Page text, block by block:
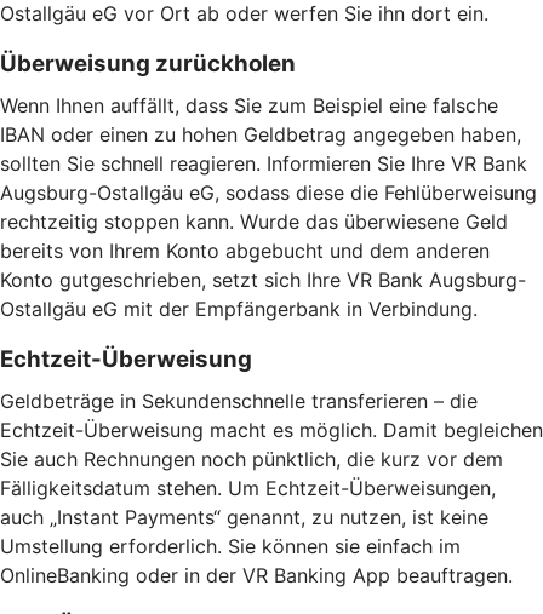
Ostallgäu eG vor Ort ab oder werfen Sie ihn dort ein.
Überweisung zurückholen
Wenn Ihnen auffällt, dass Sie zum Beispiel eine falsche
IBAN oder einen zu hohen Geldbetrag angegeben haben,
sollten Sie schnell reagieren. Informieren Sie Ihre VR Bank
Augsburg-Ostallgäu eG, sodass diese die Fehlüberweisung
rechtzeitig stoppen kann. Wurde das überwiesene Geld
bereits von Ihrem Konto abgebucht und dem anderen
Konto gutgeschrieben, setzt sich Ihre VR Bank Augsburg-
Ostallgäu eG mit der Empfängerbank in Verbindung.
Echtzeit-Überweisung
Geldbeträge in Sekundenschnelle transferieren – die
Echtzeit-Überweisung macht es möglich. Damit begleichen
Sie auch Rechnungen noch pünktlich, die kurz vor dem
Fälligkeitsdatum stehen. Um Echtzeit-Überweisungen,
auch „Instant Payments“ genannt, zu nutzen, ist keine
Umstellung erforderlich. Sie können sie einfach im
OnlineBanking oder in der VR Banking App beauftragen.